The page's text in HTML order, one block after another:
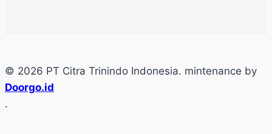
© 2026 PT Citra Trinindo Indonesia. mintenance by
Doorgo.id
.